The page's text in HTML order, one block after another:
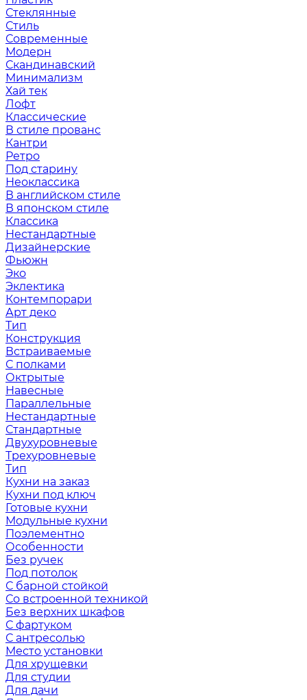
Стеклянные
Стиль
Современные
Модерн
Скандинавский
Минимализм
Хай тек
Лофт
Классические
В стиле прованс
Кантри
Ретро
Под старину
Неоклассика
В английском стиле
В японском стиле
Классика
Нестандартные
Дизайнерские
Фьюжн
Эко
Эклектика
Контемпорари
Арт деко
Тип
Конструкция
Встраиваемые
С полками
Октрытые
Навесные
Параллельные
Нестандартные
Стандартные
Двухуровневые
Трехуровневые
Тип
Кухни на заказ
Кухни под ключ
Готовые кухни
Модульные кухни
Поэлементно
Особенности
Без ручек
Под потолок
С барной стойкой
Со встроенной техникой
Без верхних шкафов
С фартуком
С антресолью
Место установки
Для хрущевки
Для студии
Для дачи